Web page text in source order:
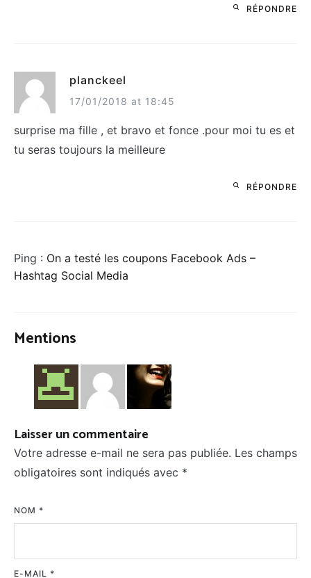
RÉPONDRE
planckeel
17/01/2018 at 18:45
surprise ma fille , et bravo et fonce .pour moi tu es et
tu seras toujours la meilleure
RÉPONDRE
Ping : On a testé les coupons Facebook Ads –
Hashtag Social Media
Mentions
Laisser un commentaire
Votre adresse e-mail ne sera pas publiée. Les champs
obligatoires sont indiqués avec *
NOM *
E-MAIL *